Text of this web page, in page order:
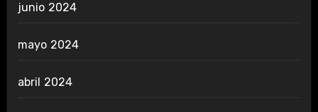
junio 2024
mayo 2024
abril 2024